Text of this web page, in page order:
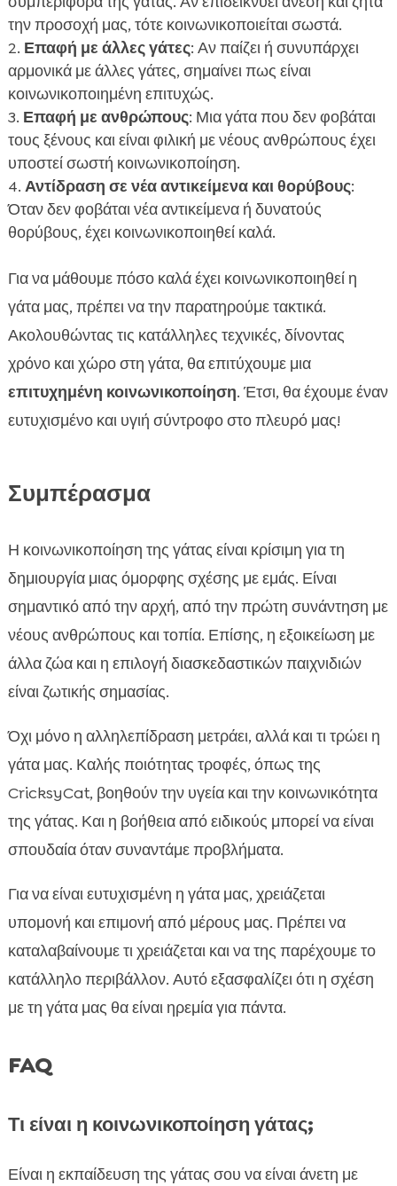
την προσοχή μας, τότε κοινωνικοποιείται σωστά.
Επαφή με άλλες γάτες: Αν παίζει ή συνυπάρχει
αρμονικά με άλλες γάτες, σημαίνει πως είναι
κοινωνικοποιημένη επιτυχώς.
Επαφή με ανθρώπους: Μια γάτα που δεν φοβάται
τους ξένους και είναι φιλική με νέους ανθρώπους έχει
υποστεί σωστή κοινωνικοποίηση.
Αντίδραση σε νέα αντικείμενα και θορύβους:
Όταν δεν φοβάται νέα αντικείμενα ή δυνατούς
θορύβους, έχει κοινωνικοποιηθεί καλά.
Για να μάθουμε πόσο καλά έχει κοινωνικοποιηθεί η
γάτα μας, πρέπει να την παρατηρούμε τακτικά.
Ακολουθώντας τις κατάλληλες τεχνικές, δίνοντας
χρόνο και χώρο στη γάτα, θα επιτύχουμε μια
επιτυχημένη κοινωνικοποίηση. Έτσι, θα έχουμε έναν
ευτυχισμένο και υγιή σύντροφο στο πλευρό μας!
Συμπέρασμα
Η κοινωνικοποίηση της γάτας είναι κρίσιμη για τη
δημιουργία μιας όμορφης σχέσης με εμάς. Είναι
σημαντικό από την αρχή, από την πρώτη συνάντηση με
νέους ανθρώπους και τοπία. Επίσης, η εξοικείωση με
άλλα ζώα και η επιλογή διασκεδαστικών παιχνιδιών
είναι ζωτικής σημασίας.
Όχι μόνο η αλληλεπίδραση μετράει, αλλά και τι τρώει η
γάτα μας. Καλής ποιότητας τροφές, όπως της
CricksyCat, βοηθούν την υγεία και την κοινωνικότητα
της γάτας. Και η βοήθεια από ειδικούς μπορεί να είναι
σπουδαία όταν συναντάμε προβλήματα.
Για να είναι ευτυχισμένη η γάτα μας, χρειάζεται
υπομονή και επιμονή από μέρους μας. Πρέπει να
καταλαβαίνουμε τι χρειάζεται και να της παρέχουμε το
κατάλληλο περιβάλλον. Αυτό εξασφαλίζει ότι η σχέση
με τη γάτα μας θα είναι ηρεμία για πάντα.
FAQ
Τι είναι η κοινωνικοποίηση γάτας;
Είναι η εκπαίδευση της γάτας σου να είναι άνετη με